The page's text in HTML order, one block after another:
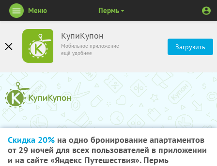
КупиКупон
Мобильное приложение
ещё удобнее
Загрузить
Меню Пермь
Скидка 20% на одно бронирование апартаментов
от 29 ночей для всех пользователей в приложении
и на сайте «Яндекс Путешествия». Пермь